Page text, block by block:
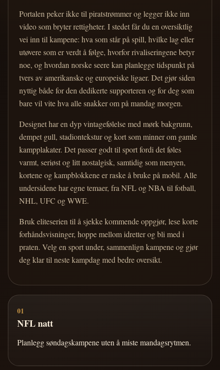
Portalen peker ikke til piratstrømmer og legger ikke inn
video som bryter rettigheter. I stedet får du en oversiktlig
vei inn til kampene: hva som står på spill, hvilke lag eller
utøvere som er verdt å følge, hvorfor rivaliseringene betyr
noe, og hvordan norske seere kan planlegge tidspunkt på
tvers av amerikanske og europeiske ligaer. Det gjør siden
nyttig både for den dedikerte supporteren og for deg som
bare vil vite hva alle snakker om på mandag morgen.
Designet har en dyp vintagefølelse med mørk bakgrunn,
dempet gull, stadiontekstur og kort som minner om gamle
kampplakater. Det passer godt til sport fordi det føles
varmt, seriøst og litt nostalgisk, samtidig som menyen,
kortene og kampblokkene er raske å bruke på mobil. Alle
undersidene har egne temaer, fra NFL og NBA til fotball,
NHL, UFC og WWE.
Bruk eliteserien til å sjekke kommende oppgjør, lese korte
forhåndsvisninger, hoppe mellom idretter og bli med i
praten. Velg en sport under, sammenlign kampene og gjør
deg klar til neste kampdag med bedre oversikt.
01
NFL natt
Planlegg søndagskampene uten å miste mandagsrytmen.